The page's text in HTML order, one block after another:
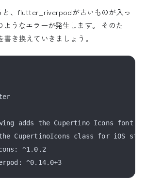
と、flutter_riverpodが古いものが入っ
ようなエラーが発生します。 そのた
き換えていきましょう。
adds the Cupertino Icons font
CupertinoIcons class for iOS
^1.0.2